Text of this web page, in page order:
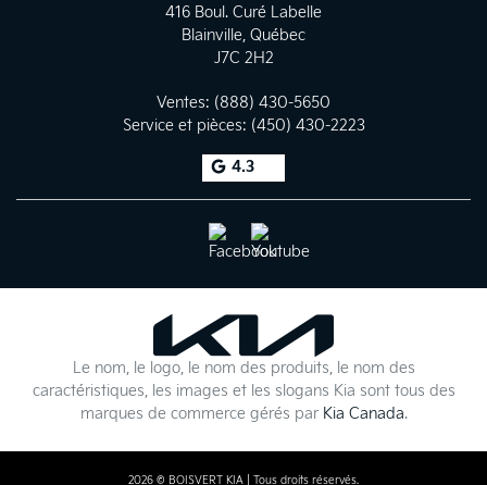
416 Boul. Curé Labelle
Blainville, Québec
J7C 2H2
Ventes: (888) 430-5650
Service et pièces: (450) 430-2223
4.3
Le nom, le logo, le nom des produits, le nom des
caractéristiques, les images et les slogans Kia sont tous des
marques de commerce gérés par Kia Canada.
2026 © BOISVERT KIA | Tous droits réservés.